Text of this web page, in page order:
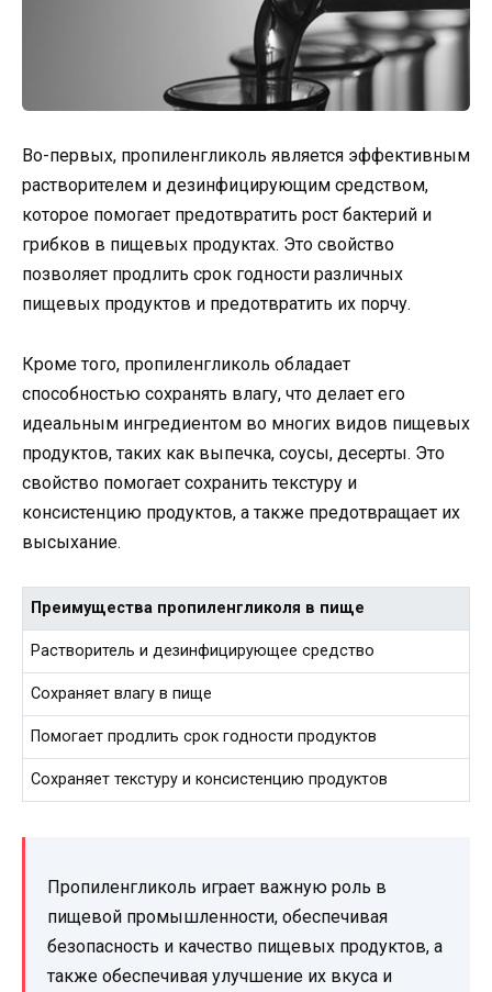
Во-первых, пропиленгликоль является эффективным
растворителем и дезинфицирующим средством,
которое помогает предотвратить рост бактерий и
грибков в пищевых продуктах. Это свойство
позволяет продлить срок годности различных
пищевых продуктов и предотвратить их порчу.
Кроме того, пропиленгликоль обладает
способностью сохранять влагу, что делает его
идеальным ингредиентом во многих видов пищевых
продуктов, таких как выпечка, соусы, десерты. Это
свойство помогает сохранить текстуру и
консистенцию продуктов, а также предотвращает их
высыхание.
Преимущества пропиленгликоля в пище
Растворитель и дезинфицирующее средство
Сохраняет влагу в пище
Помогает продлить срок годности продуктов
Сохраняет текстуру и консистенцию продуктов
Пропиленгликоль играет важную роль в
пищевой промышленности, обеспечивая
безопасность и качество пищевых продуктов, а
также обеспечивая улучшение их вкуса и